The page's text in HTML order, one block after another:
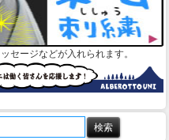
セージなどが入れられます。